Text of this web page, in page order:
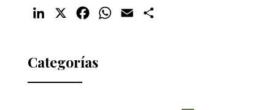
LinkedIn FacebookWhatsApp
Email
Categorías